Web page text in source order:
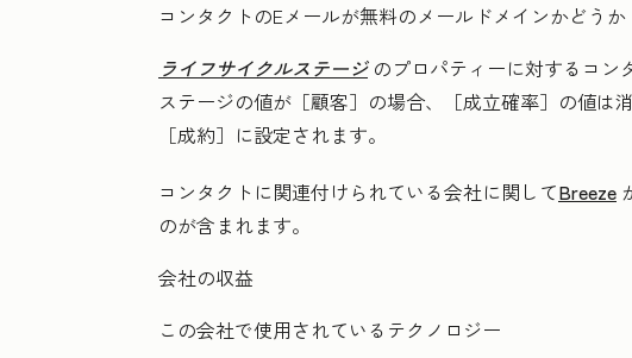
コンタクトのEメールが無料のメールドメインかどうか
ライフサイクルステージのプロパティーに対するコン
ステージの値が［顧客］ の場合、［成立確率］ の値は
［成約］ に設定されます。
コンタクトに関連付けられている会社に関してBreeze
のが含まれます。
会社の収益
この会社で使用されているテクノロジー